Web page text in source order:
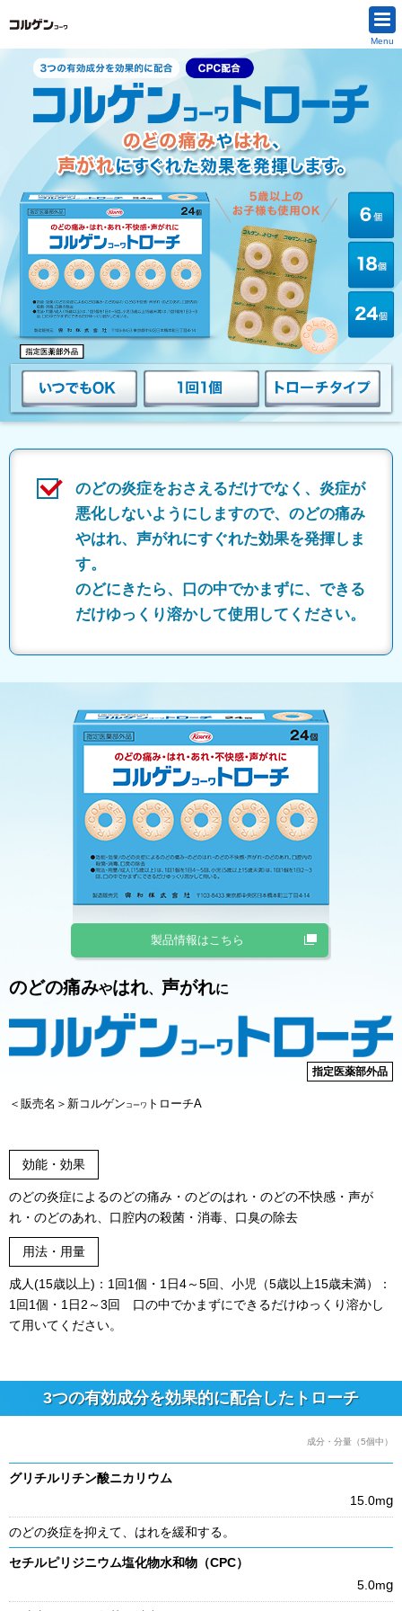
のどの炎症をおさえるだけでなく、炎症が
悪化しないようにしますので、のどの痛み
やはれ、声がれにすぐれた効果を発揮しま
す。
のどにきたら、口の中でかまずに、できる
だけゆっくり溶かして使用してください。
製品情報はこちら
のどの痛みやはれ、 声がれに
指定医薬部外品
＜販売名＞新コルゲン コーワ トローチA
効能・効果
のどの炎症によるのどの痛み・のどのはれ・のどの不快感・声が
れ・のどのあれ、口腔内の殺菌・消毒、口臭の除去
用法・用量
成人(15歳以上)：1回1個・1日4～5回、小児（5歳以上15歳未満）：
1回1個・1日2～3回 口の中でかまずにできるだけゆっくり溶かし
て用いてください。
3つの有効成分を効果的に配合したトローチ
成分・分量（5個中）
グリチルリチン酸ニカリウム
15.0mg
のどの炎症を抑えて、はれを緩和する。
セチルピリジニウム塩化物水和物（CPC）
5.0mg